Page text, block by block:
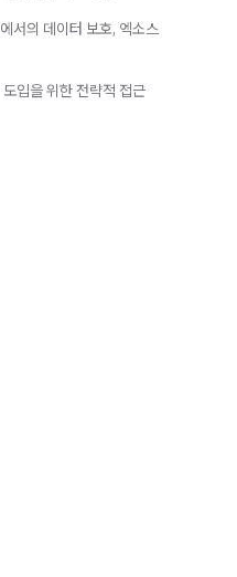
서의 데이터 보호, 엑소스
입을 위한 전략적 접근